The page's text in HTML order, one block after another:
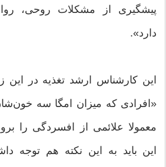
پیشگیری از مشكلات روحی،
دارد».
این كارشناس ارشد تغذیه در این
«افرادی كه میزان امگا سه
معمولا علائمی از افسردگی را
این باید به این نكته هم توجه